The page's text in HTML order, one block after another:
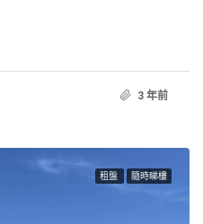
3 年前
租盤 隨時睇樓